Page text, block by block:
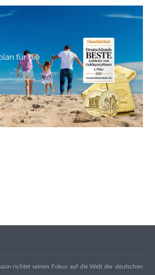
richtet seinen Fokus auf die Welt der deutschen